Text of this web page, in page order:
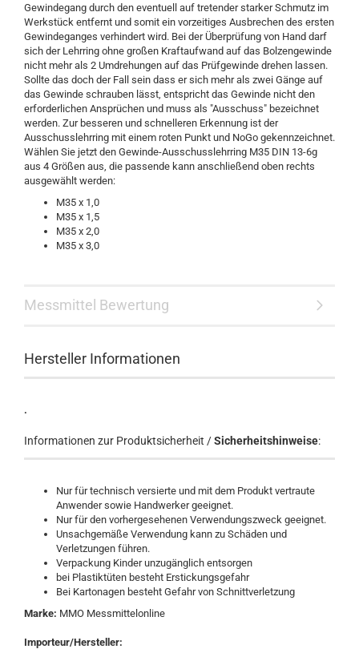
Gewindegang durch den eventuell auf tretender starker Schmutz im
Werkstück entfernt und somit ein vorzeitiges Ausbrechen des ersten
Gewindeganges verhindert wird. Bei der Überprüfung von Hand darf
sich der Lehrring ohne großen Kraftaufwand auf das Bolzengewinde
nicht mehr als 2 Umdrehungen auf das Prüfgewinde drehen lassen.
Sollte das doch der Fall sein dass er sich mehr als zwei Gänge auf
das Gewinde schrauben lässt, entspricht das Gewinde nicht den
erforderlichen Ansprüchen und muss als "Ausschuss" bezeichnet
werden. Zur besseren und schnelleren Erkennung ist der
Ausschusslehrring mit einem roten Punkt und NoGo gekennzeichnet.
Wählen Sie jetzt den Gewinde-Ausschusslehrring M35 DIN 13-6g
aus 4 Größen aus, die passende kann anschließend oben rechts
ausgewählt werden:
M35 x 1,0
M35 x 1,5
M35 x 2,0
M35 x 3,0
Messmittel Bewertung
Hersteller Informationen
.
Informationen zur Produktsicherheit /Sicherheitshinweise:
Nur für technisch versierte und mit dem Produkt vertraute
Anwender sowie Handwerker geeignet.
Nur für den vorhergesehenen Verwendungszweck geeignet.
Unsachgemäße Verwendung kann zu Schäden und
Verletzungen führen.
Verpackung Kinder unzugänglich entsorgen
bei Plastiktüten besteht Erstickungsgefahr
Bei Kartonagen besteht Gefahr von Schnittverletzung
Marke: MMO Messmittelonline
Importeur/Hersteller: